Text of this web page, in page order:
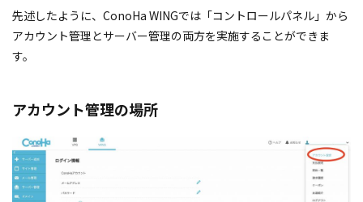
先述したように、ConoHa WINGでは「コントロールパネル」から
アカウント管理とサーバー管理の両方を実施することができま
す。
アカウント管理の場所